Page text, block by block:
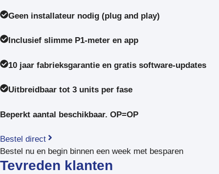
Geen installateur nodig (plug and play)
Inclusief slimme P1-meter en app
10 jaar fabrieksgarantie en gratis software-updates
Uitbreidbaar tot 3 units per fase
Beperkt aantal beschikbaar. OP=OP
Bestel direct
Bestel nu en begin binnen een week met besparen
Tevreden klanten